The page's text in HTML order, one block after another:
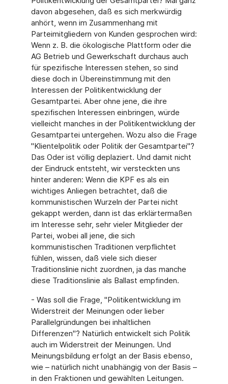
davon abgesehen, daß es sich merkwürdig
anhört, wenn im Zusammenhang mit
Parteimitgliedern von Kunden gesprochen wird:
Wenn z. B. die ökologische Plattform oder die
AG Betrieb und Gewerkschaft durchaus auch
für spezifische Interessen stehen, so sind
diese doch in Übereinstimmung mit den
Interessen der Politikentwicklung der
Gesamtpartei. Aber ohne jene, die ihre
spezifischen Interessen einbringen, würde
vielleicht manches in der Politikentwicklung der
Gesamtpartei untergehen. Wozu also die Frage
"Klientelpolitik oder Politik der Gesamtpartei"?
Das Oder ist völlig deplaziert. Und damit nicht
der Eindruck entsteht, wir versteckten uns
hinter anderen: Wenn die KPF es als ein
wichtiges Anliegen betrachtet, daß die
kommunistischen Wurzeln der Partei nicht
gekappt werden, dann ist das erklärtermaßen
im Interesse sehr, sehr vieler Mitglieder der
Partei, wobei all jene, die sich
kommunistischen Traditionen verpflichtet
fühlen, wissen, daß viele sich dieser
Traditionslinie nicht zuordnen, ja das manche
diese Traditionslinie als Ballast empfinden.
- Was soll die Frage, "Politikentwicklung im
Widerstreit der Meinungen oder lieber
Parallelgründungen bei inhaltlichen
Differenzen"? Natürlich entwickelt sich Politik
auch im Widerstreit der Meinungen. Und
Meinungsbildung erfolgt an der Basis ebenso,
wie – natürlich nicht unabhängig von der Basis –
in den Fraktionen und gewählten Leitungen.